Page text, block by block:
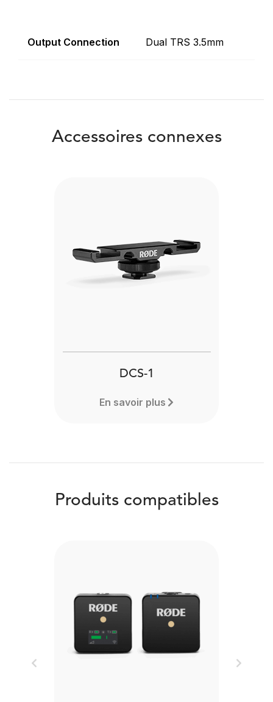
Output Connection Dual TRS 3.5mm
Accessoires connexes
DCS-1
En savoir plus
Produits compatibles
Previous Next